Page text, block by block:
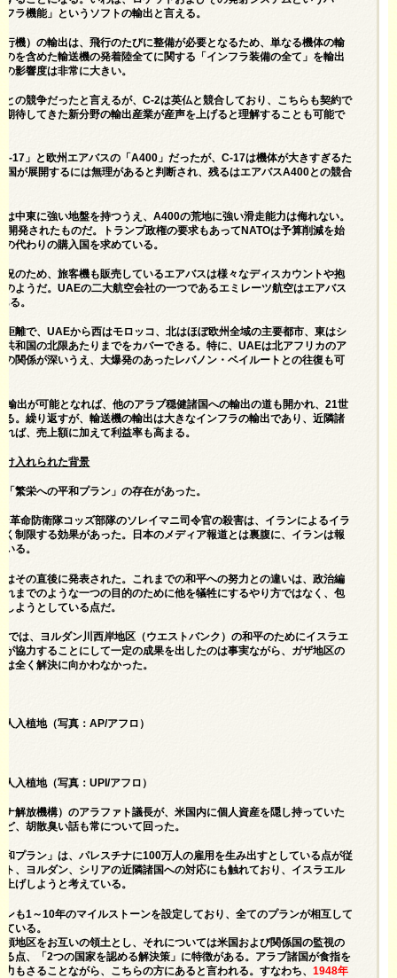
ラ機能」というソフトの輸出と言える。
行機）の輸出は、飛行のたびに整備が必要となるため、単なる機体の輸
を含めた輸送機の発着陸全てに関する「インフラ装備の全て」を輸出
影響度は非常に大きい。
との競争だったと言えるが、C-2は英仏と競合しており、こちらも契約で
期待してきた新分野の輸出産業が産声を上げると理解することも可能で
17」と欧州エアバスの「A400」だったが、C-17は機体が大きすぎるた
国が展開するには無理があると判断され、残るはエアバスA400との競合
中東に強い地盤を持つうえ、A400の荒地に強い滑走能力は侮れない。
開発されたものだ。トランプ政権の要求もあってNATOは予算削減を始
代わりの購入国を求めている。
況のため、旅客機も販売しているエアバスは様々なディスカウントや抱
のようだ。UAEの二大航空会社の一つであるエミレーツ航空はエアバス
る。
離で、UAEから西はモロッコ、北はほぼ欧州全域の主要都市、東はシ
共和国の北限あたりまでをカバーできる。特に、UAEは北アフリカのア
関係が深いうえ、大爆発のあったレバノン・ベイルートとの往復も可
輸出が可能となれば、他のアラブ穏健諸国への輸出の道も開かれ、21世
る。繰り返すが、輸送機の輸出は大きなインフラの輸出であり、近隣諸
ば、売上額に加えて利益率も高まる。
け入れられた背景
繁栄への平和プラン」の存在があった。
革命防衛隊コッズ部隊のソレイマニ司令官の殺害は、イランによるイラ
制限する効果があった。日本のメディア報道とは裏腹に、イランは報
る。
はその直後に発表された。これまでの和平への努力との違いは、政治編
れまでのような一つの目的のために他を犠牲にするやり方ではなく、包
ようとしている点だ。
では、ヨルダン川西岸地区（ウエストバンク）の和平のためにイスラエ
が協力することにして一定の成果を出したのは事実ながら、ガザ地区の
全く解決に向かわなかった。
入植地（写真：AP/アフロ）
入植地（写真：UPI/アフロ）
解放機構）のアラファト議長が、米国内に個人資産を隠し持っていた
、胡散臭い話も常について回った。
和プラン」は、パレスチナに100万人の雇用を生み出すとしている点が従
ト、ヨルダン、シリアの近隣諸国への対応にも触れており、イスラエル
げしようと考えている。
ンも1～10年のマイルストーンを設定しており、全てのプランが相互して
いる。
領地区をお互いの領土とし、それについては米国および関係国の監視の
る点、「2つの国家を認める解決策」に特徴がある。アラブ諸国が食指を
力もさることながら、こちらの方にあると言われる。すなわち、1948年